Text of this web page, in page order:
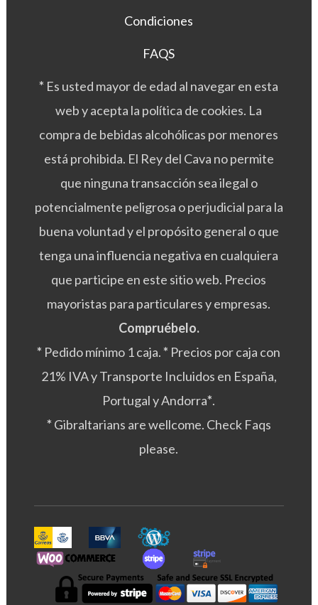
Condiciones
FAQS
* Es usted mayor de edad al navegar en esta
web y acepta la política de cookies. La
compra de bebidas alcohólicas por menores
está prohibida. El Rey del Cava no permite
que ninguna transacción sea ilegal o
potencialmente peligrosa o perjudicial para la
buena voluntad y el propósito general o que
tenga una influencia negativa en cualquiera
que participe en este sitio web. Precios
mayoristas para particulares y empresas.
Compruébelo.
* Pedido mínimo 1 caja.* Precios por caja con
21% IVA y Transporte Incluidos en España,
Portugal y Andorra*.
* Gibraltarians are wellcome. Check Faqs
please.